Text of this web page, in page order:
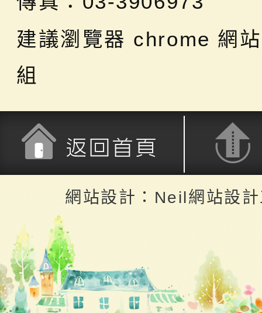
建議瀏覽器 chrome 網
組
返回頂端
網站設計：Neil網站設